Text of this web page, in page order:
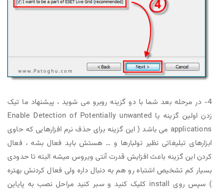
4- در مرحله بعد شما با دو گزینه روبرو می شوید ، پیشنهاد ما تیک
زدن اولین گزینه یا Enable Detection of Potentially unwanted
applications می باشد ( این گزینه برای حذف نرم افزارهایی که حاوی
ابزارهای تبلیغاتی نظیر تولبارها و … هستش باید فعال بشه ، فعال
کردن این گزینه باعث افزایش قدرت آنتی ویروس میشه البته تا حدودی
بسیار کم تشخیص اشتباه رو هم به دنبال داره ولی فعال کردنش بهتره
) سپس روی install کلیک کنید و سبر کنید مراحل نصب به پایاین